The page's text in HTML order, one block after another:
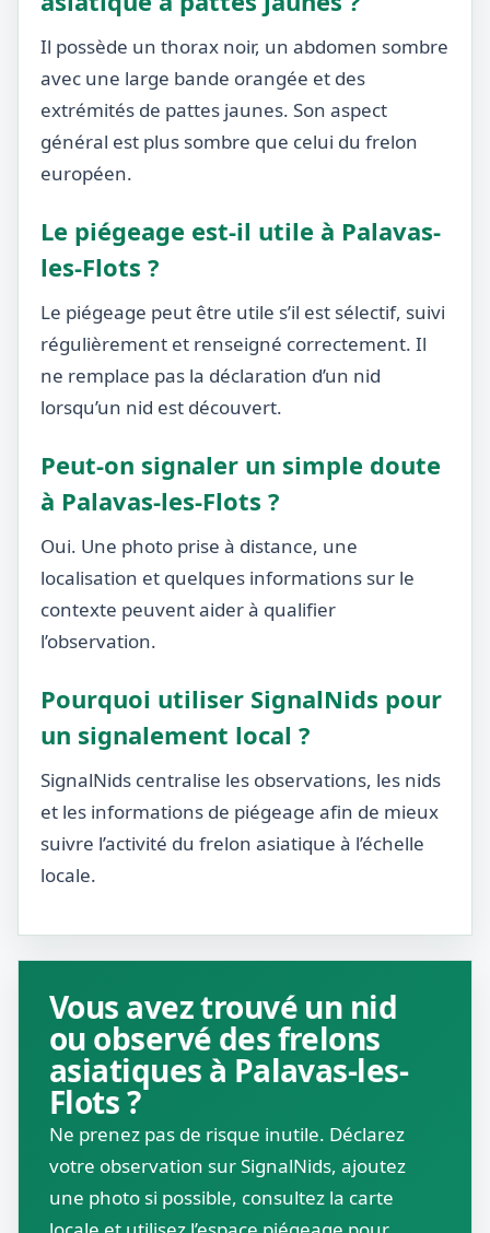
Il possède un thorax noir, un abdomen sombre
avec une large bande orangée et des
extrémités de pattes jaunes. Son aspect
général est plus sombre que celui du frelon
européen.
Le piégeage est-il utile à Palavas-
les-Flots ?
Le piégeage peut être utile s’il est sélectif, suivi
régulièrement et renseigné correctement. Il
ne remplace pas la déclaration d’un nid
lorsqu’un nid est découvert.
Peut-on signaler un simple doute
à Palavas-les-Flots ?
Oui. Une photo prise à distance, une
localisation et quelques informations sur le
contexte peuvent aider à qualifier
l’observation.
Pourquoi utiliser SignalNids pour
un signalement local ?
SignalNids centralise les observations, les nids
et les informations de piégeage afin de mieux
suivre l’activité du frelon asiatique à l’échelle
locale.
Vous avez trouvé un nid
ou observé des frelons
asiatiques à Palavas-les-
Flots ?
Ne prenez pas de risque inutile. Déclarez
votre observation sur SignalNids, ajoutez
une photo si possible, consultez la carte